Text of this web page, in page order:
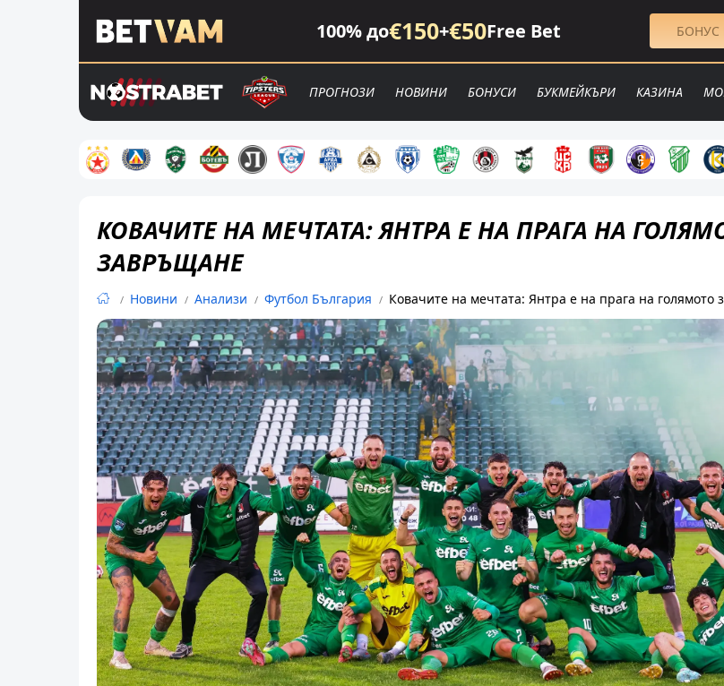
100% до€150+€50Free Bet БОНУС
ПРОГНОЗИ НОВИНИ БОНУСИ БУКМЕЙКЪРИ КАЗИНА
КОВАЧИТЕ НА МЕЧТАТА: ЯНТРА Е НА ПРАГА НА
ЗАВРЪЩАНЕ
Новини Анализи Футбол България Ковачите на мечтата: Янтра е на прага на голямото